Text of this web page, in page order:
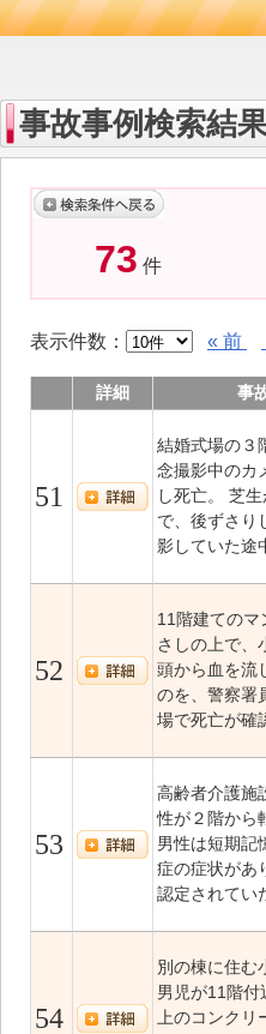
事故事例検索結
73 件
表示件数： « 前
詳細 事
51
結婚式場の３
念撮影中のカ
し死亡。 芝
で、後ずさり
影していた途
52
11階建てのマ
さしの上で、
頭から血を流
のを、警察署
場で死亡が確
53
高齢者介護施
性が２階から
男性は短期記
症の症状があ
認定されてい
54
別の棟に住む
男児が11階付
上のコンク